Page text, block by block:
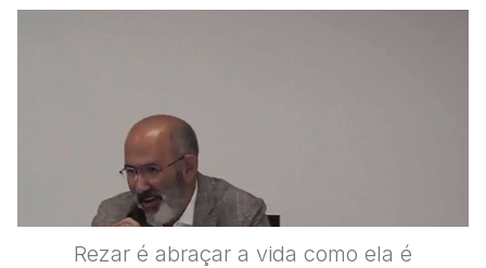
Rezar é abraçar a vida como ela é